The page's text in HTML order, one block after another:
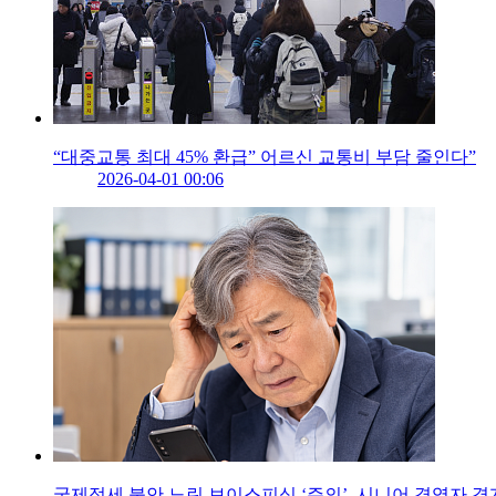
“대중교통 최대 45% 환급” 어르신 교통비 부담 줄인다”
2026-04-01 00:06